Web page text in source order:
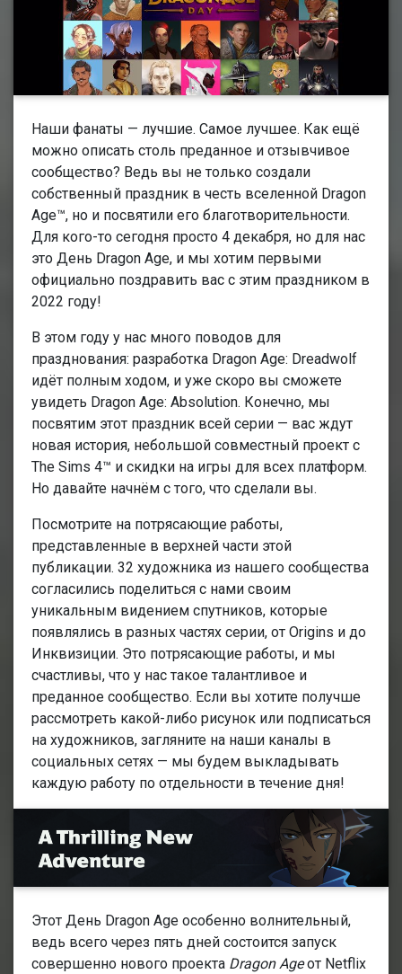
Наши фанаты — лучшие. Самое лучшее. Как ещё
можно описать столь преданное и отзывчивое
сообщество? Ведь вы не только создали
собственный праздник в честь вселенной Dragon
Age™, но и посвятили его благотворительности.
Для кого-то сегодня просто 4 декабря, но для нас
это День Dragon Age, и мы хотим первыми
официально поздравить вас с этим праздником в
2022 году!
В этом году у нас много поводов для
празднования: разработка Dragon Age: Dreadwolf
идёт полным ходом, и уже скоро вы сможете
увидеть Dragon Age: Absolution. Конечно, мы
посвятим этот праздник всей серии — вас ждут
новая история, небольшой совместный проект с
The Sims 4™ и скидки на игры для всех платформ.
Но давайте начнём с того, что сделали вы.
Посмотрите на потрясающие работы,
представленные в верхней части этой
публикации. 32 художника из нашего сообщества
согласились поделиться с нами своим
уникальным видением спутников, которые
появлялись в разных частях серии, от Origins и до
Инквизиции. Это потрясающие работы, и мы
счастливы, что у нас такое талантливое и
преданное сообщество. Если вы хотите получше
рассмотреть какой-либо рисунок или подписаться
на художников, загляните на наши каналы в
социальных сетях — мы будем выкладывать
каждую работу по отдельности в течение дня!
Этот День Dragon Age особенно волнительный,
ведь всего через пять дней состоится запуск
совершенно нового проекта Dragon Ageот Netflix